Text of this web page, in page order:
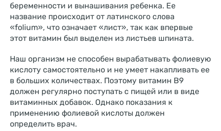
беременности и вынашивания ребенка. Ее
название происходит от латинского слова
«folium», что означает «лист», так как впервые
этот витамин был выделен из листьев шпината.
Наш организм не способен вырабатывать фолиевую
кислоту самостоятельно и не умеет накапливать ее
в больших количествах. Поэтому витамин B9
должен регулярно поступать с пищей или в виде
витаминных добавок. Однако показания к
применению фолиевой кислоты должен
определить врач.